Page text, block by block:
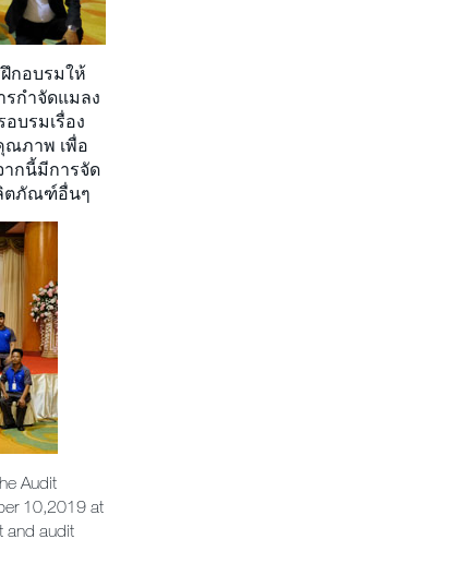
กอบรมให้
รกำจัดแมลง
บรมเรื่อง
ณภาพ เพื่อ
ากนี้มีการจัด
ตภัณฑ์อื่นๆ
Audit
10,2019 at
and audit